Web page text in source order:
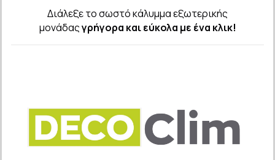
Διάλεξε το σωστό κάλυμμα εξωτερικής
μονάδαςγρήγορα και εύκολα με ένα κλικ!